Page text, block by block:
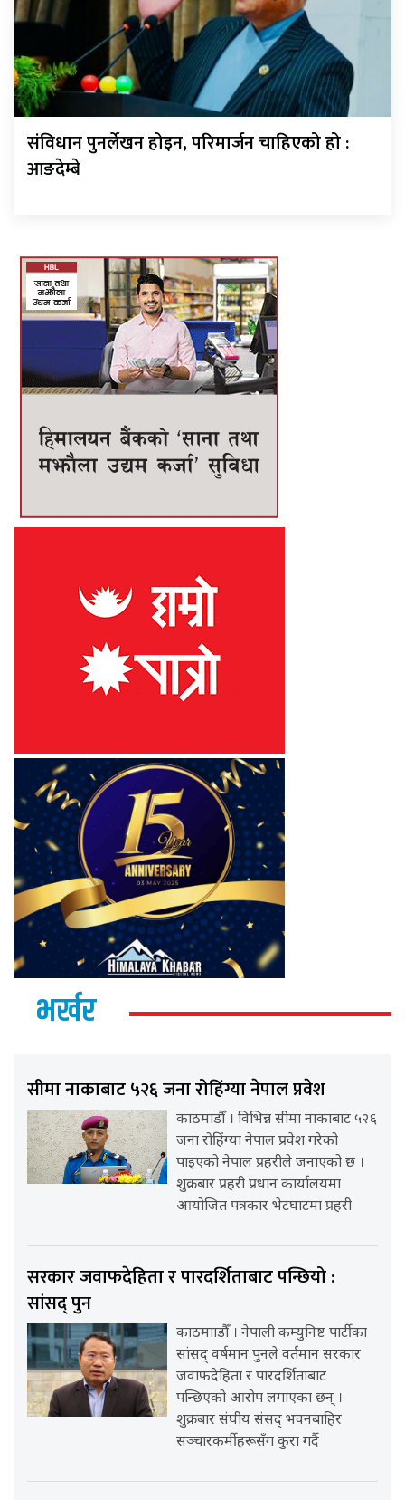
संविधान पुनर्लेखन होइन, परिमार्जन चाहिएको हो :
आङदेम्बे
भर्खर
सीमा नाकाबाट ५२६ जना रोहिंग्या नेपाल प्रवेश
काठमाडौँ । विभिन्न सीमा नाकाबाट ५२६
जना रोहिंग्या नेपाल प्रवेश गरेको
पाइएको नेपाल प्रहरीले जनाएको छ ।
शुक्रबार प्रहरी प्रधान कार्यालयमा
आयोजित पत्रकार भेटघाटमा प्रहरी
सरकार जवाफदेहिता र पारदर्शिताबाट पन्छियो :
सांसद् पुन
काठमााडौँ । नेपाली कम्युनिष्ट पार्टीका
सांसद् वर्षमान पुनले वर्तमान सरकार
जवाफदेहिता र पारदर्शिताबाट
पन्छिएको आरोप लगाएका छन् ।
शुक्रबार संघीय संसद् भवनबाहिर
सञ्चारकर्मीहरूसँग कुरा गर्दै